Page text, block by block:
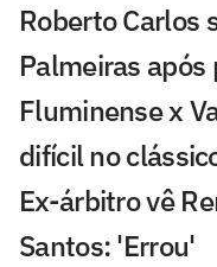
Roberto Carlos
Palmeiras após
Fluminense x
difícil no
Ex-árbitro vê
Santos: 'Errou'